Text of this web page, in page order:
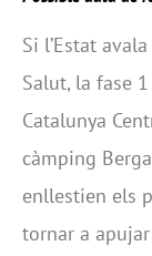
Si l’Estat
Salut, la fase
Catalunya
càmping
enllestien els
tornar a